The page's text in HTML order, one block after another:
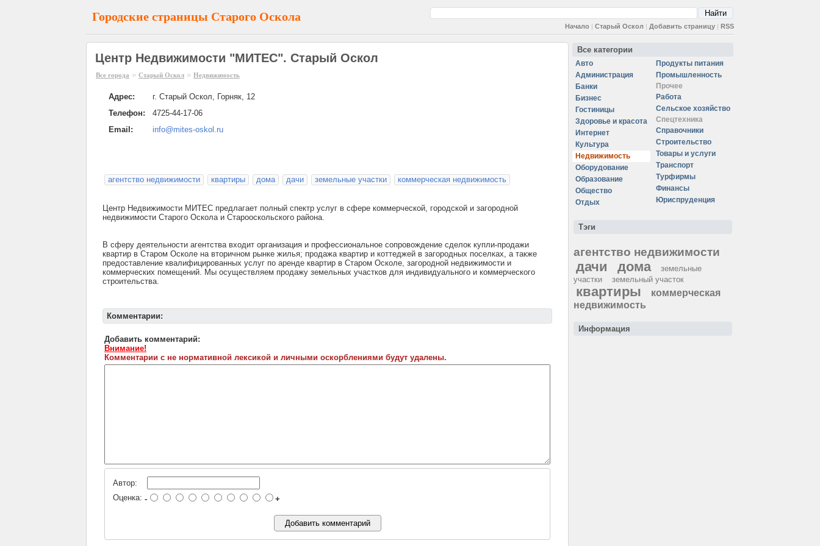
Городские страницы Старого Оскола
Начало | Старый Оскол | Добавить страницу | RSS
Центр Недвижимости "МИТЕС". Старый Оскол
Все города » Старый Оскол » Недвижимость
Адрес:
г. Старый Оскол, Горняк, 12
Телефон:
4725-44-17-06
Email:
info@mites-oskol.ru
агентство недвижимости квартиры дома дачи земельные участки коммерческая недвижимость
Центр Недвижимости МИТЕС предлагает полный спектр услуг в сфере коммерческой, городской и загородной
недвижимости Старого Оскола и Старооскольского района.
В сферу деятельности агентства входит организация и профессиональное сопровождение сделок купли-продажи
квартир в Старом Осколе на вторичном рынке жилья; продажа квартир и коттеджей в загородных поселках, а также
предоставление квалифицированных услуг по аренде квартир в Старом Осколе, загородной недвижимости и
коммерческих помещений. Мы осуществляем продажу земельных участков для индивидуального и коммерческого
строительства.
Комментарии:
Добавить комментарий:
Внимание!
Комментарии с не нормативной лексикой и личными оскорблениями будут удалены.
Автор:
Оценка: - +
Все категории
Авто
Администрация
Банки
Бизнес
Гостиницы
Здоровье и красота
Интернет
Культура
Недвижимость
Оборудование
Образование
Общество
Отдых
Продукты питания
Промышленность
Прочее
Работа
Сельское хозяйство
Спецтехника
Справочники
Строительство
Товары и услуги
Транспорт
Турфирмы
Финансы
Юриспруденция
Тэги
агентство недвижимости
дачи дома
земельные
участки
земельный участок
квартиры
коммерческая
недвижимость
Информация